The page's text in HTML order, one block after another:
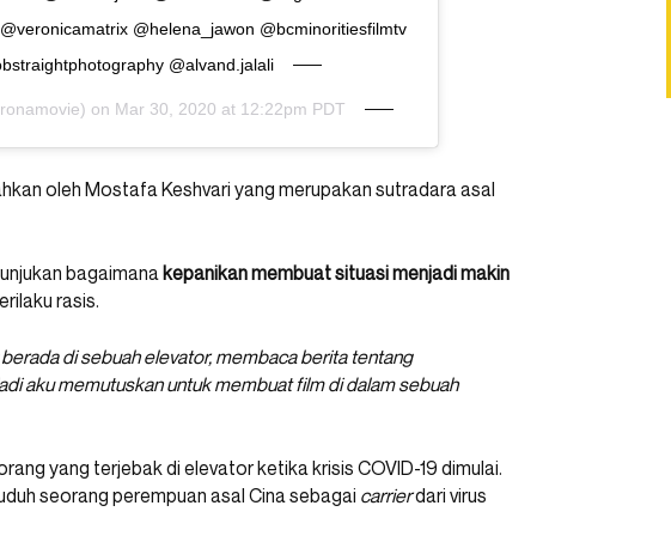
@helena_jawon @bcminoritiesfilmtv
@alvand.jalali
on Mar 30, 2020 at 12:22pm PDT
oleh Mostafa Keshvari yang merupakan sutradara asal
bagaimana kepanikan membuat situasi menjadi makin
rasis.
di sebuah elevator, membaca berita tentang
aku memutuskan untuk membuat film di dalam sebuah
yang terjebak di elevator ketika krisis COVID-19 dimulai.
seorang perempuan asal Cina sebagai carrierdari virus